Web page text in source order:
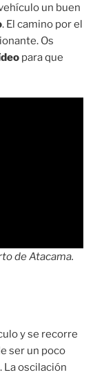
un buen
. El camino por el
Os
para que
de Atacama.
y se recorre
ser un poco
. La oscilación